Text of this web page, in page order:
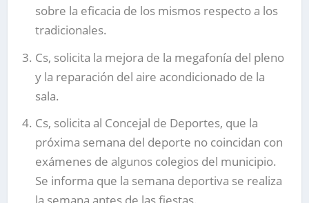
sobre la eficacia de los mismos respecto a los
tradicionales.
Cs, solicita la mejora de la megafonía del pleno
y la reparación del aire acondicionado de la
sala.
Cs, solicita al Concejal de Deportes, que la
próxima semana del deporte no coincidan con
exámenes de algunos colegios del municipio.
Se informa que la semana deportiva se realiza